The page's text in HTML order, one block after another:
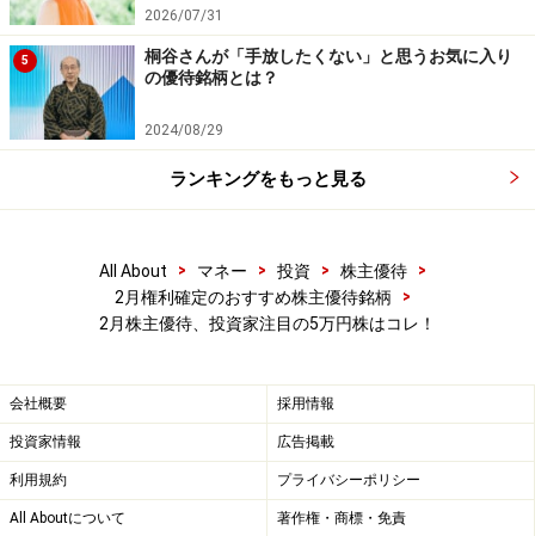
PBR（連) 0.55倍
予想配当利回り0.71％
時価総額241億円
■株主優待
権利確定日： 2月末
値引券（500円）
100株以上10枚
5,000株以上50枚
25,000株以上60枚
50,000株以上100枚
＊株式データは、2017年1月27日終値基準。予想配当
2026/07/31
5
桐谷さんが「手放したくない」と思うお気に入り
の優待銘柄とは？
2024/08/29
ランキングをもっと見る
All About > マネー > 投資 > 株主優待
>
2月権利確定のおすすめ株主優待銘柄
>
2月株主優待、投資家注目の5万円株はコレ！
会社概要 採用情報
投資家情報 広告掲載
利用規約 プライバシーポリシー
All Aboutについて 著作権・商標・免責